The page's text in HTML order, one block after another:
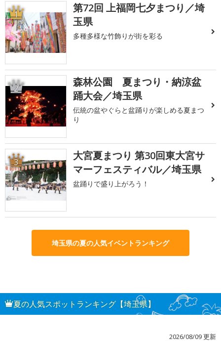
1
第72回 上福岡七夕まつり／埼
玉県
多種多様な竹飾りが街を彩る
2
森林公園 夏まつり・納涼盆
踊大会／埼玉県
伝統の盆やぐらと盆踊りが楽しめる夏まつ
り
3
大宮夏まつり 第30回東大宮サ
マーフェスティバル／埼玉県
盆踊りで盛り上がろう！
埼玉県の夏の人気イベントランキング
夏の人気スポットランキング【埼玉県】
2026/08/09 更新